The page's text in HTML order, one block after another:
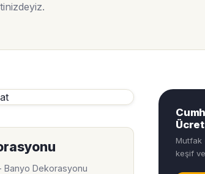
Dekorasyonu
Mutfak
keşif